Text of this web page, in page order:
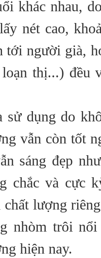
khác nhau,
nét cao,
tới người già,
thị...) đều
sử dụng do
vẫn còn tốt
sáng đẹp
chắc và cực
chất lượng
nhòm trôi
hiện nay.